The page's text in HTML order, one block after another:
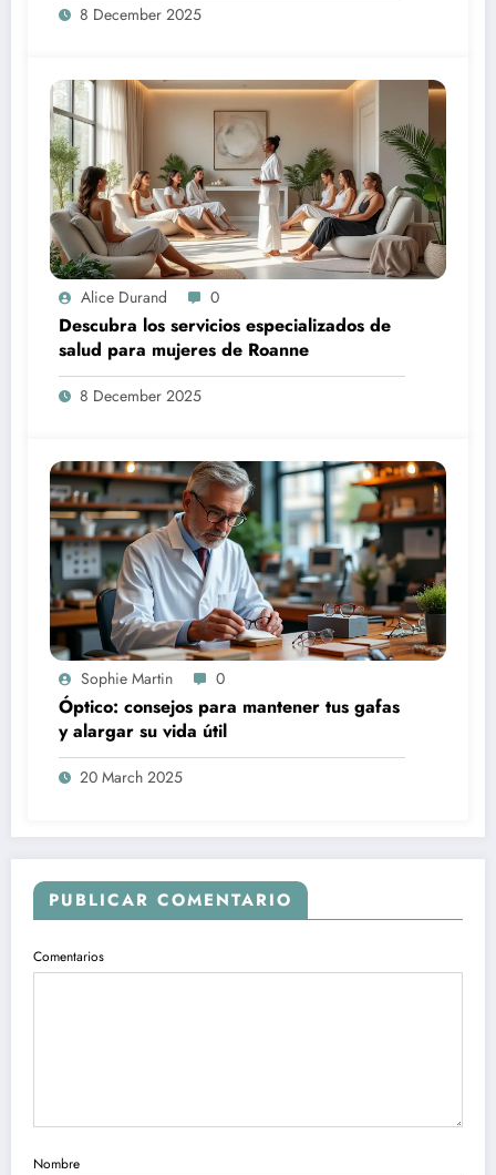
8 December 2025
Alice Durand 0
Descubra los servicios especializados de
salud para mujeres de Roanne
8 December 2025
Sophie Martin 0
Óptico: consejos para mantener tus gafas
y alargar su vida útil
20 March 2025
PUBLICAR COMENTARIO
Comentarios
Nombre